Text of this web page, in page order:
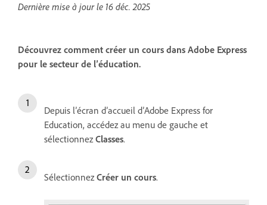
Dernière mise à jour le 16 déc. 2025
Découvrez comment créer un cours dans Adobe Express
pour le secteur de l’éducation.
Depuis l’écran d’accueil d’Adobe Express for
Education, accédez au menu de gauche et
sélectionnez Classes.
Sélectionnez Créer un cours.